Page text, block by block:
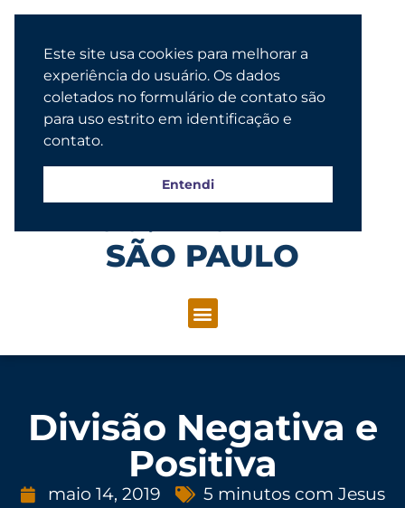
SÃO PAULO
Divisão Negativa e
Positiva
maio 14, 2019 5 minutos com Jesus
Este site usa cookies para melhorar a
experiência do usuário. Os dados
coletados no formulário de contato são
para uso estrito em identificação e
contato.
Entendi